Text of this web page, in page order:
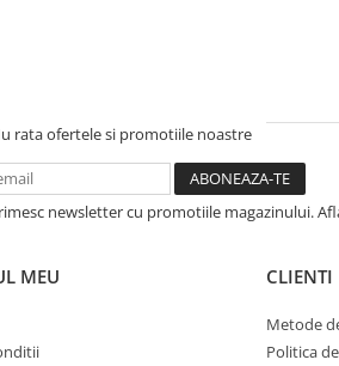
rata ofertele si promotiile noastre
newsletter cu promotiile magazinului.
MEU CLIENTI
Metode
Politica